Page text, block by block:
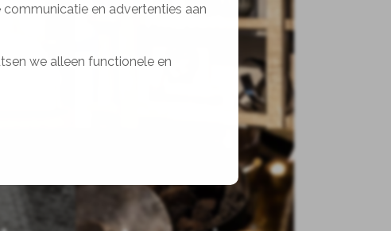
Kasten
en advertenties aan
we alleen functionele en